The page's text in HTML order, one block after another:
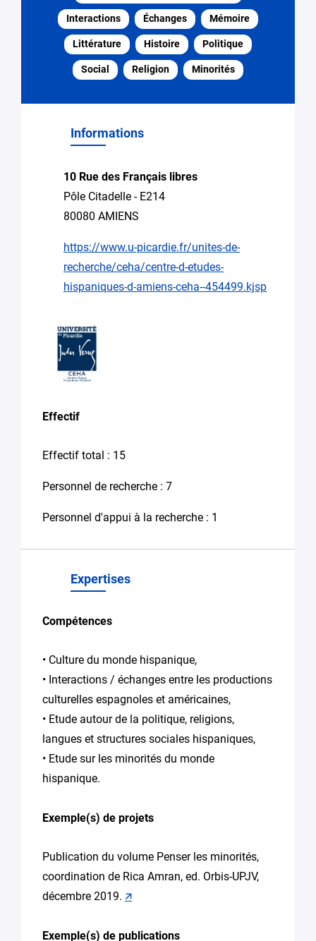
responsable
Email
*
Recherche
collaboration
de
Accéder
à un
équipement
d’encadrement
pour
une
thèse
spontanée stage,
emploi
Autre (Merci
le
message
En soumettant
ce formulaire,
vous
consentez au
vos données
conformément
à laPolitique
Hauts De
France*
Interactions Échanges Mémoire
Littérature Histoire Politique
Social Religion Minorités
Informations
10 Rue des Français libres
Pôle Citadelle - E214
80080 AMIENS
https://www.u-picardie.fr/unites-de-
recherche/ceha/centre-d-etudes-
hispaniques-d-amiens-ceha--454499.kjsp
Effectif
Effectif total : 15
Personnel de recherche : 7
Personnel d'appui à la recherche : 1
Expertises
Compétences
• Culture du monde hispanique,
• Interactions / échanges entre les productions
culturelles espagnoles et américaines,
• Etude autour de la politique, religions,
langues et structures sociales hispaniques,
• Etude sur les minorités du monde
hispanique.
Exemple(s) de projets
Publication du volume Penser les minorités,
coordination de Rica Amran, ed. Orbis-UPJV,
décembre 2019. 🡭
Exemple(s) de publications